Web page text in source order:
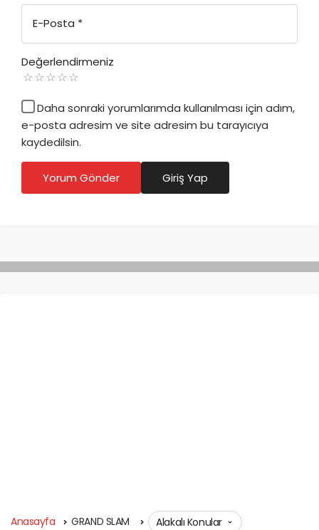
E-Posta *
Değerlendirmeniz
Daha sonraki yorumlarımda kullanılması için adım,
e-posta adresim ve site adresim bu tarayıcıya
kaydedilsin.
Yorum Gönder Giriş Yap
Anasayfa GRAND SLAM Alakalı Konular